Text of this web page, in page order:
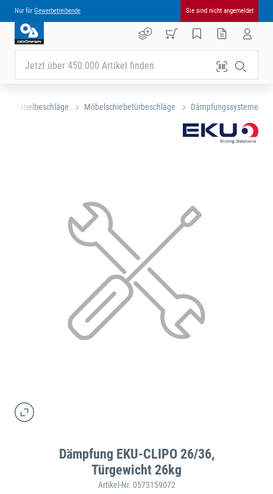
Nur für Gewerbetreibende Sie sind nicht angemeldet
Jetzt über 450.000 Artikel finden
Möbelbeschläge Möbelschiebetürbeschläge Dämpfungssysteme
Dämpfung EKU-CLIPO 26/36,
Türgewicht 26kg
Artikel-Nr. 0573159072